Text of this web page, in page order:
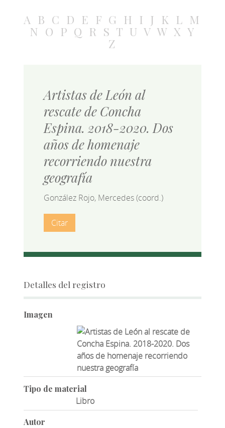
A B C D E F G H I J K L M
N O P Q R S T U V W X Y
Z
Artistas de León al
rescate de Concha
Espina. 2018-2020. Dos
años de homenaje
recorriendo nuestra
geografía
González Rojo, Mercedes (coord.)
Citar
Detalles del registro
Imagen
Tipo de material
Libro
Autor